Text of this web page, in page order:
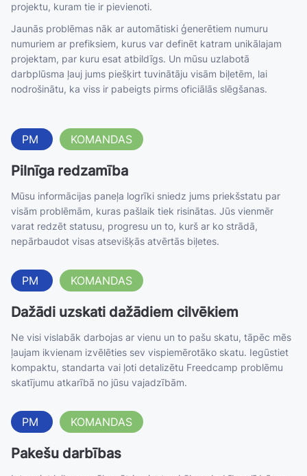
projektu, kuram tie ir pievienoti.
Jaunās problēmas nāk ar automātiski ģenerētiem numuru
numuriem ar prefiksiem, kurus var definēt katram unikālajam
projektam, par kuru esat atbildīgs. Un mūsu uzlabotā
darbplūsma ļauj jums piešķirt tuvinātāju visām biļetēm, lai
nodrošinātu, ka viss ir pabeigts pirms oficiālās slēgšanas.
PM KOMANDAS
Pilnīga redzamība
Mūsu informācijas paneļa logrīki sniedz jums priekšstatu par
visām problēmām, kuras pašlaik tiek risinātas. Jūs vienmēr
varat redzēt statusu, progresu un to, kurš ar ko strādā,
nepārbaudot visas atsevišķās atvērtās biļetes.
PM KOMANDAS
Dažādi uzskati dažādiem cilvēkiem
Ne visi vislabāk darbojas ar vienu un to pašu skatu, tāpēc mēs
ļaujam ikvienam izvēlēties sev vispiemērotāko skatu. Iegūstiet
kompaktu, standarta vai ļoti detalizētu Freedcamp problēmu
skatījumu atkarībā no jūsu vajadzībām.
PM KOMANDAS
Pakešu darbības